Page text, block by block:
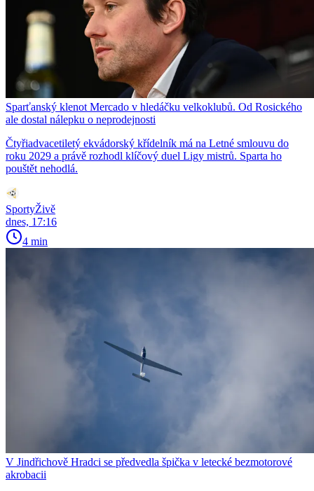
Sparťanský klenot Mercado v hledáčku velkoklubů. Od Rosického
ale dostal nálepku o neprodejnosti
Čtyřiadvacetiletý ekvádorský křídelník má na Letné smlouvu do
roku 2029 a právě rozhodl klíčový duel Ligy mistrů. Sparta ho
pouštět nehodlá.
SportyŽivě
dnes, 17:16
4 min
V Jindřichově Hradci se předvedla špička v letecké bezmotorové
akrobacii